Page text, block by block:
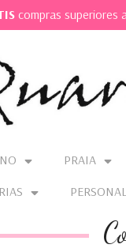
compras superiores
PRAIA